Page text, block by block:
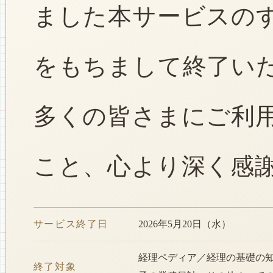
ました本サービスの
をもちまして終了い
多くの皆さまにご利
こと、心より深く感
サービス終了日 2026年5月20日（水）
終了対象
経理ペディア／経理の基礎の